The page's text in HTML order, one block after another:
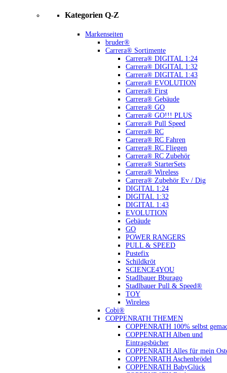
Kategorien Q-Z
Markenseiten
bruder®
Carrera® Sortimente
Carrera® DIGITAL 1:24
Carrera® DIGITAL 1:32
Carrera® DIGITAL 1:43
Carrera® EVOLUTION
Carrera® First
Carrera® Gebäude
Carrera® GO
Carrera® GO!!! PLUS
Carrera® Pull Speed
Carrera® RC
Carrera® RC Fahren
Carrera® RC Fliegen
Carrera® RC Zubehör
Carrera® StarterSets
Carrera® Wireless
Carrera® Zubehör Ev / Dig
DIGITAL 1:24
DIGITAL 1:32
DIGITAL 1:43
EVOLUTION
Gebäude
GO
POWER RANGERS
PULL & SPEED
Pustefix
Schildkröt
SCIENCE4YOU
Stadlbauer Bburago
Stadlbauer Pull & Speed®
TOY
Wireless
Cobi®
COPPENRATH THEMEN
COPPENRATH 100% selbst
COPPENRATH Alben und
Eintragsbücher
COPPENRATH Alles für mein
COPPENRATH Aschenbrödel
COPPENRATH BabyGlück